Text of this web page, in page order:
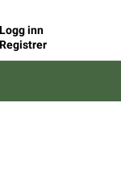
Logg inn
Registrer